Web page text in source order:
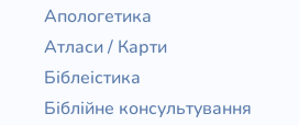
Апологетика
Атласи / Карти
Біблеістика
Біблійне консультування